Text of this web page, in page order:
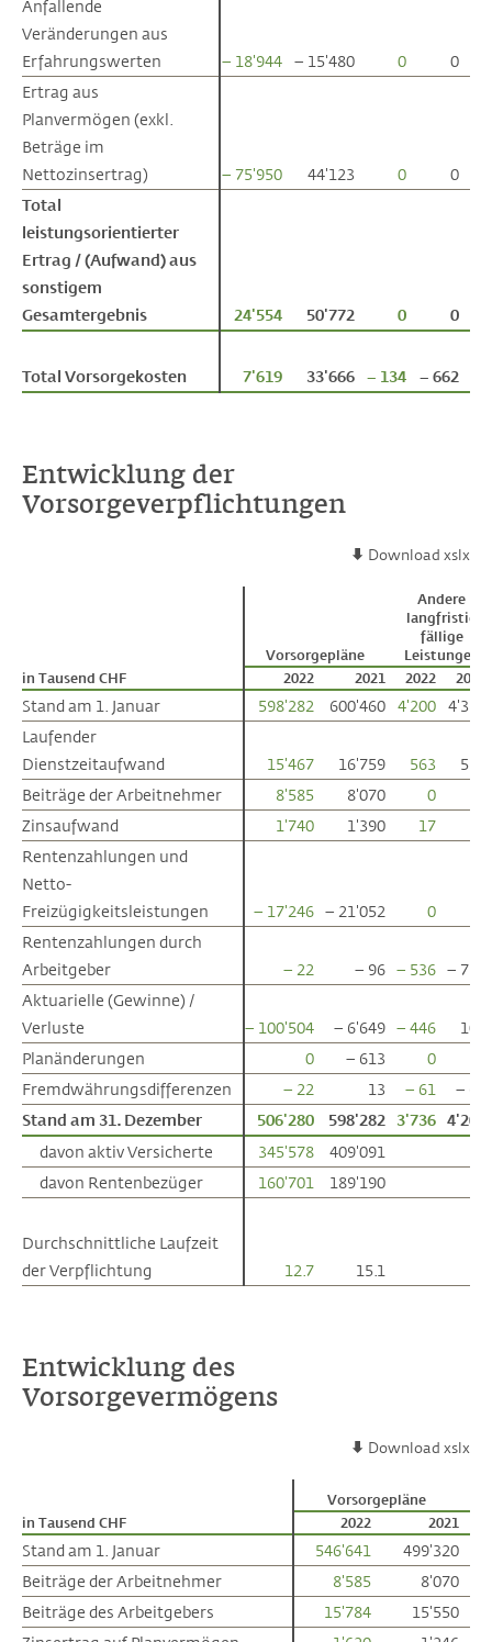
Anfallende
Veränderungen aus
Erfahrungswerten
– 18'944 – 15'480 0
0
Ertrag aus
Planvermögen (exkl.
Beträge im
Nettozinsertrag)
– 75'950 44'123 0
0
Total
leistungsorientierter
Ertrag / (Aufwand) aus
sonstigem
Gesamtergebnis
24'554 50'772 0 0
Total Vorsorgekosten 7'619 33'666 – 134 – 662
Anfallende
Veränderungen aus
Erfahrungswerten
Ertrag aus
Planvermögen (exkl.
Beträge im
Nettozinsertrag)
Total
leistungsorientierter
Ertrag / (Aufwand) aus
sonstigem
Gesamtergebnis
Total Vorsorgekosten
Entwicklung der
Vorsorgeverpflichtungen
Download xslx
Vorsorgepläne
Andere
langfristig
fällige
Leistungen
in Tausend CHF
2022 2021 2022 2021
Stand am 1. Januar 598'282 600'460 4'200
4'359
Laufender
Dienstzeitaufwand
15'467 16'759 563
553
Beiträge der Arbeitnehmer
8'585 8'070 0
Zinsaufwand
1'740 1'390 17
Rentenzahlungen und
Netto-
Freizügigkeitsleistungen
– 17'246 – 21'052 0
Rentenzahlungen durch
Arbeitgeber
– 22 – 96 – 536 – 759
Aktuarielle (Gewinne) /
Verluste
– 100'504 – 6'649 – 446
101
Planänderungen
0 – 613 0
Fremdwährungsdifferenzen
– 22 13 – 61
– 63
Stand am 31. Dezember
506'280 598'282 3'736 4'200
davon aktiv Versicherte
345'578
409'091
davon Rentenbezüger
160'701 189'190
Durchschnittliche Laufzeit
der Verpflichtung
12.7 15.1
in Tausend CHF
Stand am 1. Januar
Laufender
Dienstzeitaufwand
Beiträge der Arbeitnehmer
Zinsaufwand
Rentenzahlungen und
Netto-
Freizügigkeitsleistungen
Rentenzahlungen durch
Arbeitgeber
Aktuarielle (Gewinne) /
Verluste
Planänderungen
Fremdwährungsdifferenzen
Stand am 31. Dezember
davon aktiv Versicherte
davon Rentenbezüger
Durchschnittliche Laufzeit
der Verpflichtung
Entwicklung des
Vorsorgevermögens
Download xslx
Vorsorgepläne
in Tausend CHF
2022 2021
Stand am 1. Januar 546'641
499'320
Beiträge der Arbeitnehmer
8'585
8'070
Beiträge des Arbeitgebers
15'784
15'550
in Tausend CHF
Stand am 1. Januar
Beiträge der Arbeitnehmer
Beiträge des Arbeitgebers